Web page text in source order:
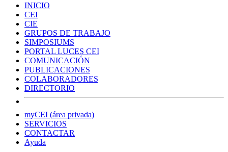
INICIO
CEI
CIE
GRUPOS DE TRABAJO
SIMPOSIUMS
PORTAL LUCES CEI
COMUNICACIÓN
PUBLICACIONES
COLABORADORES
DIRECTORIO
myCEI (área privada)
SERVICIOS
CONTACTAR
Ayuda